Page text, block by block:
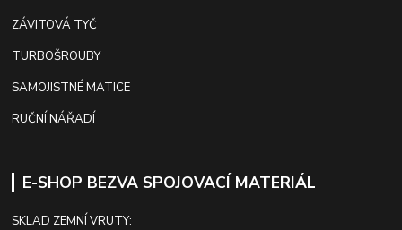
ZÁVITOVÁ TYČ
TURBOŠROUBY
SAMOJISTNÉ MATICE
RUČNÍ NÁŘADÍ
E-SHOP BEZVA SPOJOVACÍ MATERIÁL
SKLAD ZEMNÍ VRUTY: